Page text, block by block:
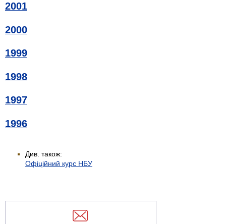
2001
2000
1999
1998
1997
1996
Див. також:
Офіційний курс НБУ